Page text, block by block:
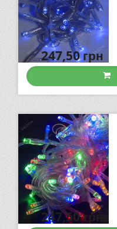
247,50грн
247,50грн